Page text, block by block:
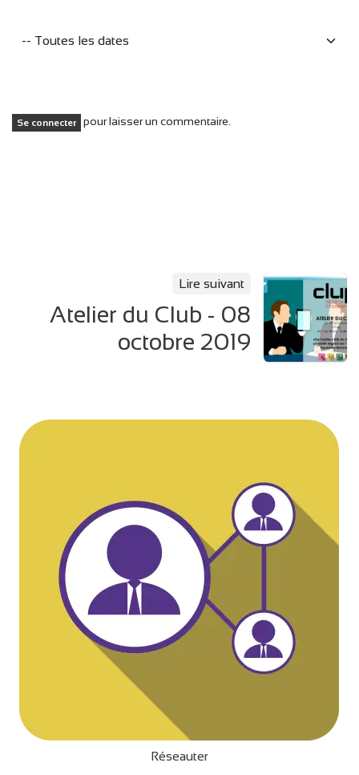
Se connecter pour laisser un commentaire.
Lire suivant
Atelier du Club - 08
octobre 2019
Réseauter